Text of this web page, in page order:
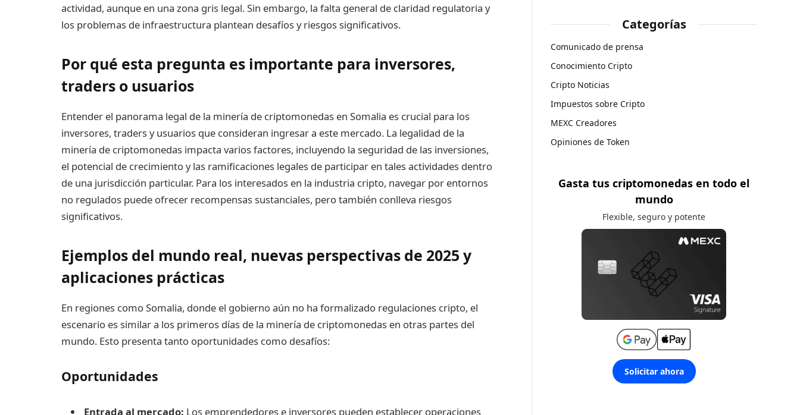
actividad, aunque en una zona gris legal. Sin embargo, la falta general de claridad regulatoria y
los problemas de infraestructura plantean desafíos y riesgos significativos.
Por qué esta pregunta es importante para inversores,
traders o usuarios
Entender el panorama legal de la minería de criptomonedas en Somalia es crucial para los
inversores, traders y usuarios que consideran ingresar a este mercado. La legalidad de la
minería de criptomonedas impacta varios factores, incluyendo la seguridad de las inversiones,
el potencial de crecimiento y las ramificaciones legales de participar en tales actividades dentro
de una jurisdicción particular. Para los interesados en la industria cripto, navegar por entornos
no regulados puede ofrecer recompensas sustanciales, pero también conlleva riesgos
significativos.
Ejemplos del mundo real, nuevas perspectivas de 2025 y
aplicaciones prácticas
En regiones como Somalia, donde el gobierno aún no ha formalizado regulaciones cripto, el
escenario es similar a los primeros días de la minería de criptomonedas en otras partes del
mundo. Esto presenta tanto oportunidades como desafíos:
Oportunidades
Entrada al mercado: Los emprendedores e inversores pueden establecer operaciones
Categorías
Comunicado de prensa
Conocimiento Cripto
Cripto Noticias
Impuestos sobre Cripto
MEXC Creadores
Opiniones de Token
Gasta tus criptomonedas en todo el
mundo
Flexible, seguro y potente
Solicitar ahora